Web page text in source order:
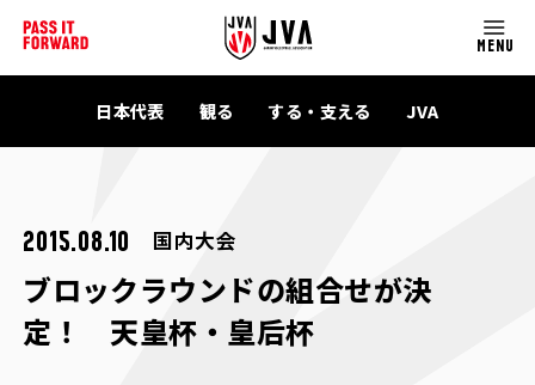
MENU
日本代表 観る する・支える JVA
2015.08.10 国内大会
ブロックラウンドの組合せが決
定！ 天皇杯・皇后杯